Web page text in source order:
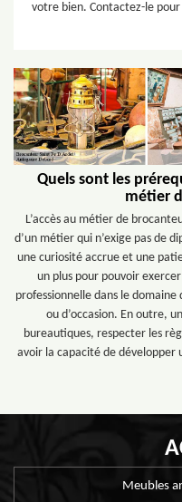
votre bien. Contactez-le
Quels sont les
métier
L’accès au métier de
d’un métier qui n’exige pas de
une curiosité accrue et une
un plus pour pouvoir
professionnelle dans le
ou d’occasion. En outre,
bureautiques, respecter les
avoir la capacité de développer
Meubles